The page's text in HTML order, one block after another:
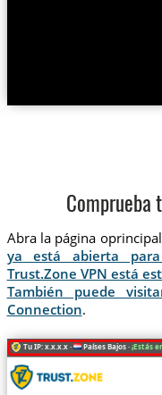
Comprueba
Abra la página
ya está abierta
Trust.Zone VPN está
También puede
Connection.
Tu IP: x.x.x.x · Países Bajos ·¡Estás